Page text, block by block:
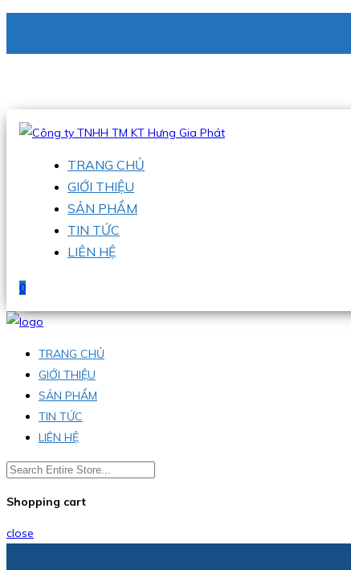
Hotline:0938 336 079
TRANG CHỦ
GIỚI THIỆU
SẢN PHẨM
TIN TỨC
LIÊN HỆ
0
TRANG CHỦ
GIỚI THIỆU
SẢN PHẨM
TIN TỨC
LIÊN HỆ
Shopping cart
close